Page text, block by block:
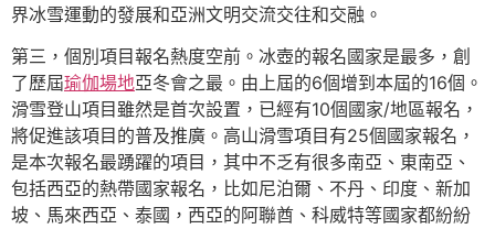
界冰雪運動的發展和亞洲文明交流交往和交融。
第三，個別項目報名熱度空前。冰壺的報名國家是最多，創
了歷屆瑜伽場地亞冬會之最。由上屆的6個增到本屆的16個。
滑雪登山項目雖然是首次設置，已經有10個國家/地區報名，
將促進該項目的普及推廣。高山滑雪項目有25個國家報名，
是本次報名最踴躍的項目，其中不乏有很多南亞、東南亞、
包括西亞的熱帶國家報名，比如尼泊爾、不丹、印度、新加
坡、馬來西亞、泰國，西亞的阿聯酋、科威特等國家都紛紛